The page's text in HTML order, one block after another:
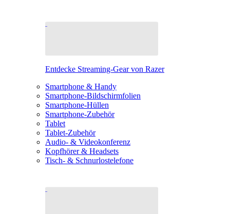
Entdecke Streaming-Gear von Razer
Smartphone & Handy
Smartphone-Bildschirmfolien
Smartphone-Hüllen
Smartphone-Zubehör
Tablet
Tablet-Zubehör
Audio- & Videokonferenz
Kopfhörer & Headsets
Tisch- & Schnurlostelefone